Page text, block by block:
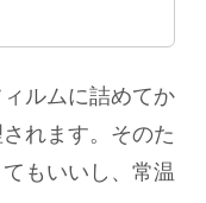
ルムに詰めてか
れます。そのた
もいいし、常温